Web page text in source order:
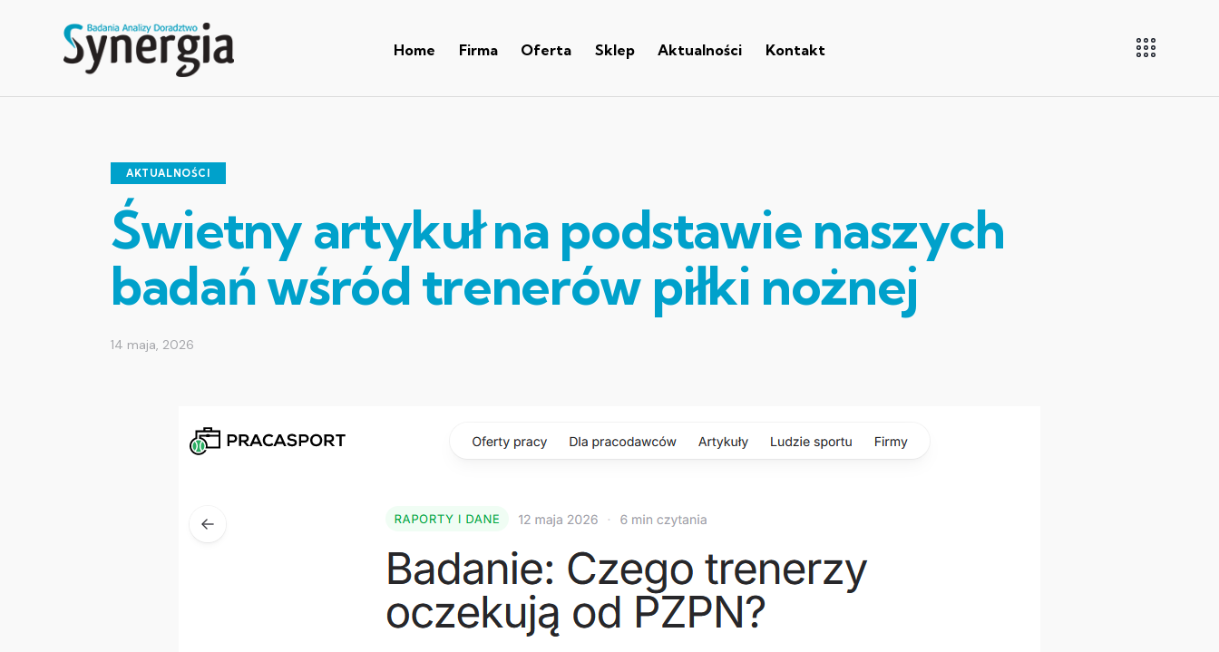
Home Firma Oferta Sklep Aktualności Kontakt
AKTUALNOŚCI
Świetny artykuł na podstawie naszych
badań wśród trenerów piłki nożnej
14 maja, 2026